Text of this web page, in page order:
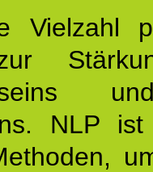
Vielzahl
NLP